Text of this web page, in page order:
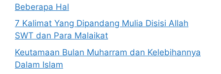
Beberapa Hal
7 Kalimat Yang Dipandang Mulia Disisi Allah
SWT dan Para Malaikat
Keutamaan Bulan Muharram dan Kelebihannya
Dalam Islam